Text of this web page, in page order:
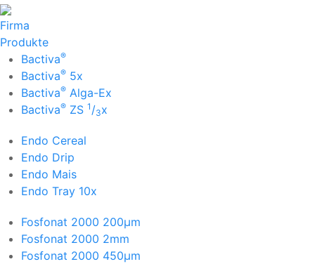
Firma
Produkte
Bactiva®
Bactiva® 5x
Bactiva® Alga-Ex
Bactiva® ZS 1 /3x
Endo Cereal
Endo Drip
Endo Mais
Endo Tray 10x
Fosfonat 2000 200µm
Fosfonat 2000 2mm
Fosfonat 2000 450µm